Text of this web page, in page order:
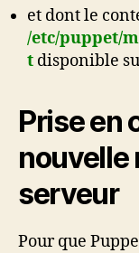
et dont le
/etc/puppet/
t disponible
Prise en
nouvelle
serveur
Pour que